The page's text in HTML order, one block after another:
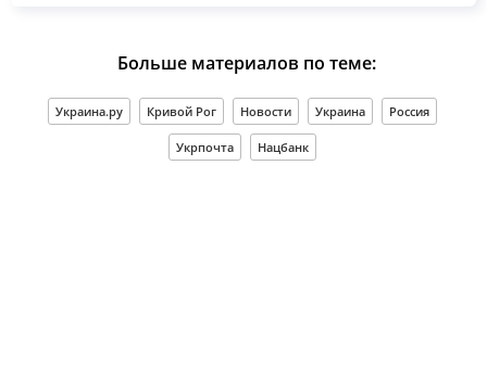
Больше материалов по теме:
Украина.ру Кривой Рог Новости Украина Россия
Укрпочта Нацбанк